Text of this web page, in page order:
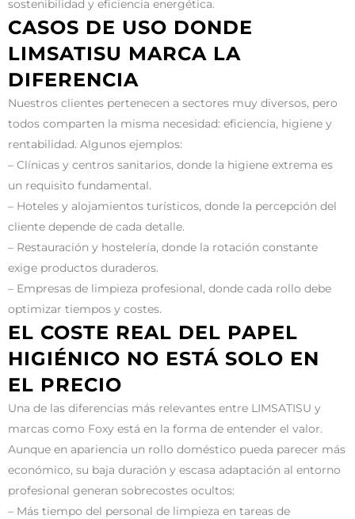
sostenibilidad y eficiencia energética.
CASOS DE USO DONDE
LIMSATISU MARCA LA
DIFERENCIA
Nuestros clientes pertenecen a sectores muy diversos, pero
todos comparten la misma necesidad: eficiencia, higiene y
rentabilidad. Algunos ejemplos:
– Clínicas y centros sanitarios, donde la higiene extrema es
un requisito fundamental.
– Hoteles y alojamientos turísticos, donde la percepción del
cliente depende de cada detalle.
– Restauración y hostelería, donde la rotación constante
exige productos duraderos.
– Empresas de limpieza profesional, donde cada rollo debe
optimizar tiempos y costes.
EL COSTE REAL DEL PAPEL
HIGIÉNICO NO ESTÁ SOLO EN
EL PRECIO
Una de las diferencias más relevantes entre LIMSATISU y
marcas como Foxy está en la forma de entender el valor.
Aunque en apariencia un rollo doméstico pueda parecer más
económico, su baja duración y escasa adaptación al entorno
profesional generan sobrecostes ocultos:
– Más tiempo del personal de limpieza en tareas de